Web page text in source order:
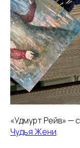
«Удмурт Рейв» —
Чудья Жени.